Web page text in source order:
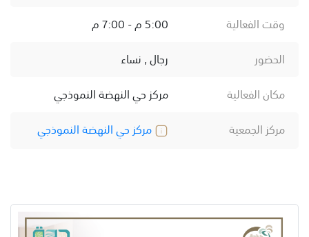
وقت الفعالية
5:00 م - 7:00 م
الحضور
رجال , نساء
مكان الفعالية
مركز حي النهضة النموذجي
مركز الجمعية
مركز حي النهضة النموذجي